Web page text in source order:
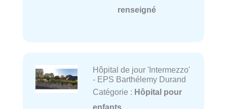
renseigné
Hôpital de jour 'Intermezzo'
- EPS Barthélemy Durand
Catégorie : Hôpital pour
enfants